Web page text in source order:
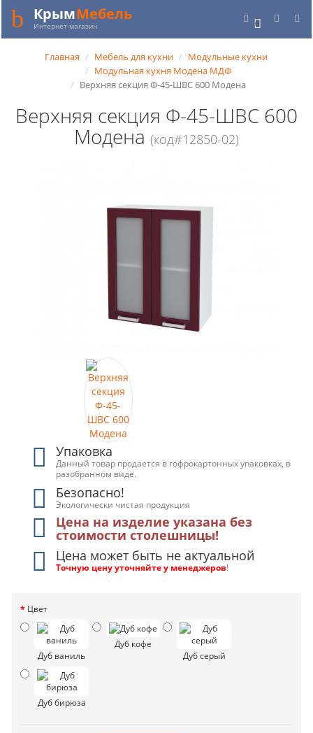
0
КрымМебель
Интернет-магазин
Главная Мебель для кухни
Модульные кухни
Модульная кухня Модена МДФ
Верхняя секция Ф-45-ШВС 600 Модена
Верхняя секция Ф-45-ШВС 600
Модена (код#12850-02)
Упаковка
Данный товар продается в гофрокартонных упаковках, в
разобранном виде.
Безопасно!
Экологически чистая продукция
Цена на изделие указана без
стоимости столешницы!
Цена может быть не актуальной
Точную цену уточняйте у менеджеров!
Цвет
Дуб ваниль
Дуб кофе
Дуб серый
Дуб бирюза